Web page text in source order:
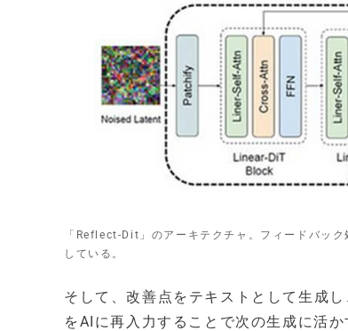
「Reflect-Dit」のアーキテクチャ。フィードバッ
している。
そして、改善点をテキストとして生成
をAIに再入力することで次の生成に活